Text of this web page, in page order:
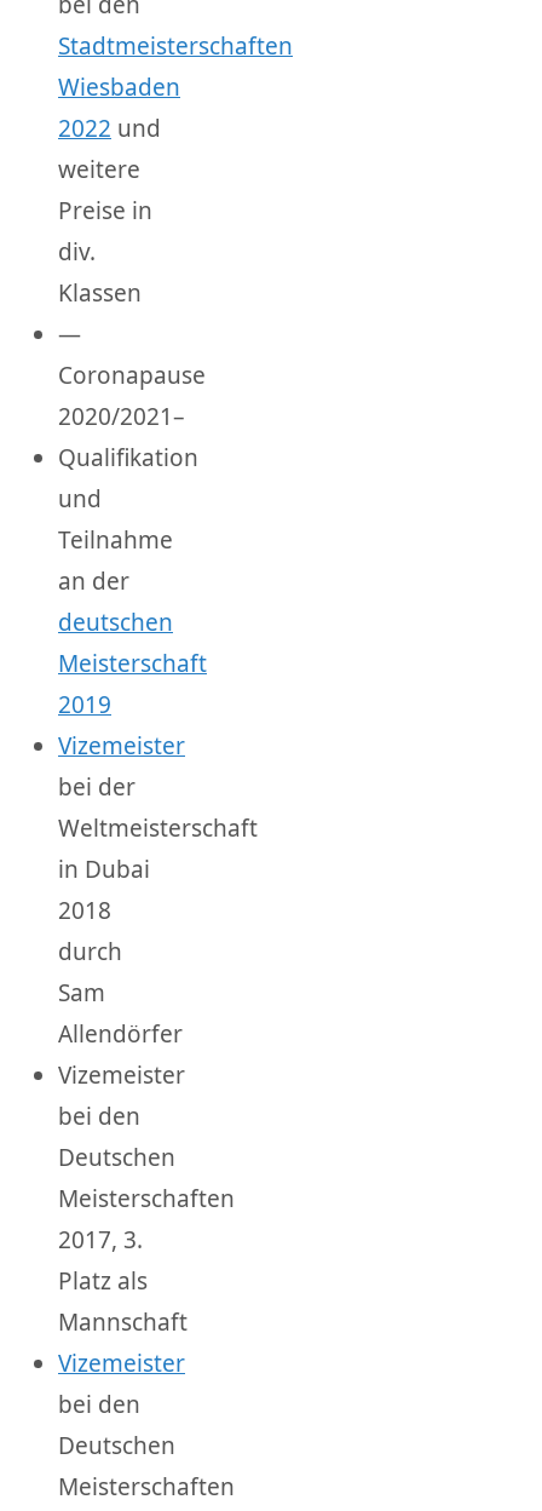
Stadtmeisterschaften
Wiesbaden
2022 und
weitere
Preise in
div.
Klassen
—
Coronapause
2020/2021–
Qualifikation
und
Teilnahme
an der
deutschen
Meisterschaft
2019
Vizemeister
bei der
Weltmeisterschaft
in Dubai
2018
durch
Sam
Allendörfer
Vizemeister
bei den
Deutschen
Meisterschaften
2017, 3.
Platz als
Mannschaft
Vizemeister
bei den
Deutschen
Meisterschaften